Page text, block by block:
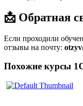
📩 Обратная
Если проходили
отзывы на почту:
Похожие курсы